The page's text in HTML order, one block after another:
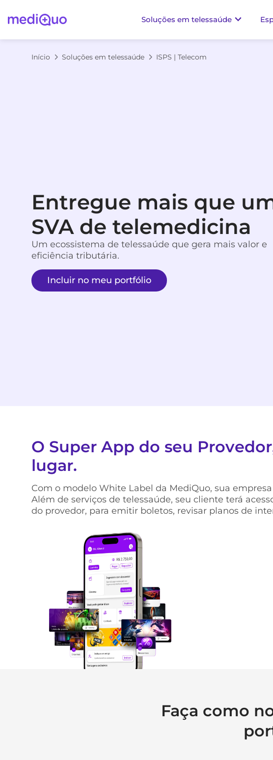
Soluções em telessaúde
Início Soluções em telessaúde ISPS | Telecom
Entregue mais que
SVA de telemedicina
Um ecossistema de telessaúde que gera mais valor e
eficiência tributária.
Incluir no meu portfólio
O Super App do seu
lugar.
Com o modelo White Label da MediQuo, sua
Além de serviços de telessaúde, seu cliente terá
do provedor, para emitir boletos, revisar planos de
Faça como